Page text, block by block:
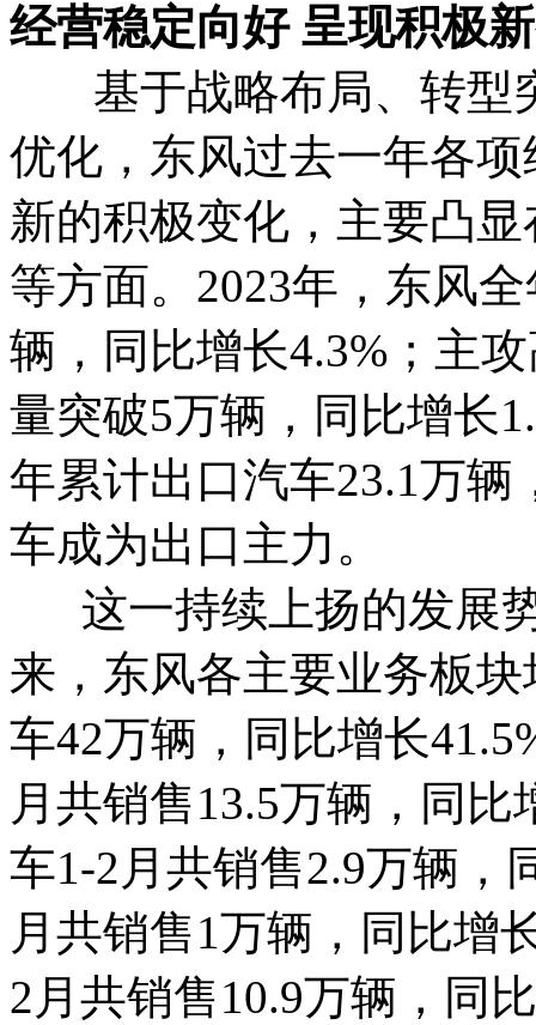
经营稳定向好 呈现积极
基于战略布局、转型
优化，东风过去一年各
新的积极变化，主要凸
等方面。2023年，东风
辆，同比增长4.3%；主
量突破5万辆，同比增长
年累计出口汽车23.1万辆
车成为出口主力。
这一持续上扬的发展
来，东风各主要业务板
车42万辆，同比增长
月共销售13.5万辆，同
车1-2月共销售2.9万辆，
月共销售1万辆，同比增
2月共销售10.9万辆，同